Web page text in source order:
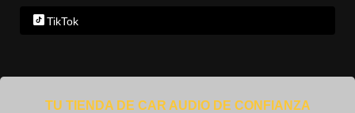
TikTok
TU TIENDA DE CAR AUDIO DE CONFIANZA